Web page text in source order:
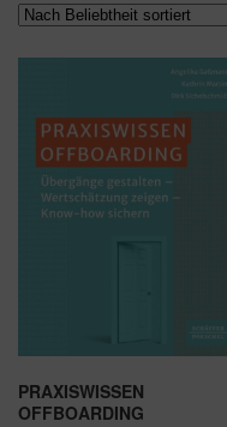
PRAXISWISSEN
OFFBOARDING